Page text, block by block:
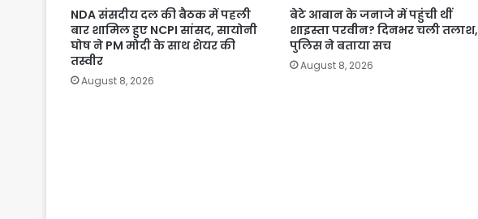
NDA संसदीय दल की बैठक में पहली
बार शामिल हुए NCPI सांसद, सायोनी
घोष ने PM मोदी के साथ शेयर की
तस्वीर
August 8, 2026
बेटे आबान के जनाजे में पहुंची थीं
शाइस्ता परवीन? दिनभर चली तलाश,
पुलिस ने बताया सच
August 8, 2026